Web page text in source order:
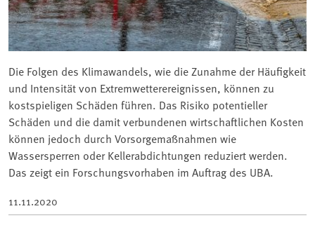
Die Folgen des Klimawandels, wie die Zunahme der Häufigkeit
und Intensität von Extremwetterereignissen, können zu
kostspieligen Schäden führen. Das Risiko potentieller
Schäden und die damit verbundenen wirtschaftlichen Kosten
können jedoch durch Vorsorgemaßnahmen wie
Wassersperren oder Kellerabdichtungen reduziert werden.
Das zeigt ein Forschungsvorhaben im Auftrag des UBA.
11.11.2020